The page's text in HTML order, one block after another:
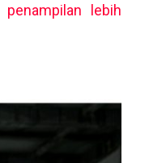
penampilan lebih